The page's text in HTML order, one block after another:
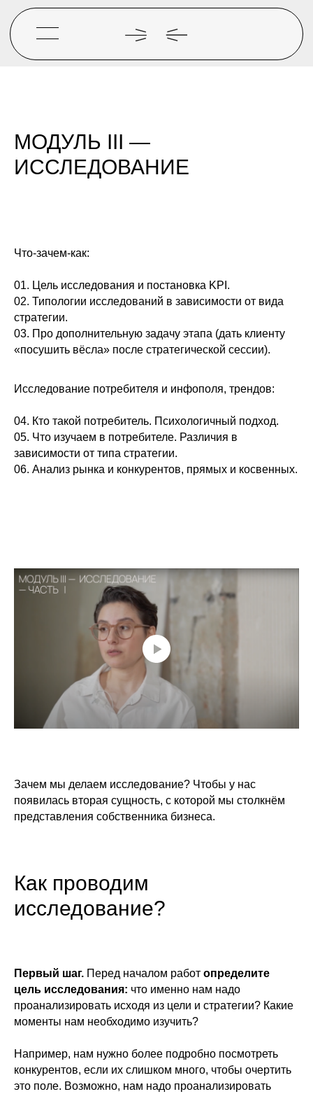
МОДУЛЬ III —
ИССЛЕДОВАНИЕ
Что-зачем-как:
01. Цель исследования и постановка KPI.
02. Типологии исследований в зависимости от вида
стратегии.
03. Про дополнительную задачу этапа (дать клиенту
«посушить вёсла» после стратегической сессии).
Исследование потребителя и инфополя, трендов:
04. Кто такой потребитель. Психологичный подход.
05. Что изучаем в потребителе. Различия в
зависимости от типа стратегии.
06. Анализ рынка и конкурентов, прямых и косвенных.
Зачем мы делаем исследование? Чтобы у нас
появилась вторая сущность, с которой мы столкнём
представления собственника бизнеса.
Как проводим
исследование?
Первый шаг. Перед началом работ определите
цель исследования: что именно нам надо
проанализировать исходя из цели и стратегии? Какие
моменты нам необходимо изучить?
Например, нам нужно более подробно посмотреть
конкурентов, если их слишком много, чтобы очертить
это поле. Возможно, нам надо проанализировать